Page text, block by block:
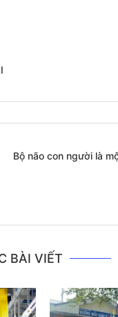
Bộ não con người là
BÀI VIẾT